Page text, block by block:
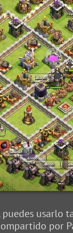
por